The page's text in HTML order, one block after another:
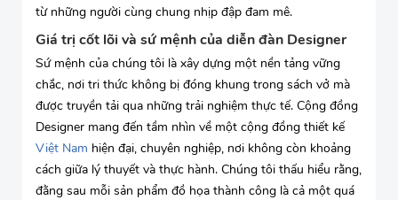
từ những người cùng chung nhịp đập đam mê.
Giá trị cốt lõi và sứ mệnh của diễn đàn Designer
Sứ mệnh của chúng tôi là xây dựng một nền tảng vững
chắc, nơi tri thức không bị đóng khung trong sách vở mà
được truyền tải qua những trải nghiệm thực tế. Cộng đồng
Designer mang đến tầm nhìn về một cộng đồng thiết kế
Việt Nam hiện đại, chuyên nghiệp, nơi không còn khoảng
cách giữa lý thuyết và thực hành. Chúng tôi thấu hiểu rằng,
đằng sau mỗi sản phẩm đồ họa thành công là cả một quá